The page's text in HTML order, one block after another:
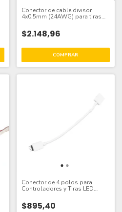
Conector de cable divisor
4x0.5mm (24AWG) para tiras
$2.148,96
Conector de 4 polos para
Controladores y Tiras LED
$895,40